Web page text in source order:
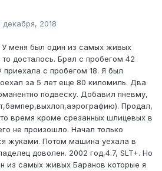
декабря, 2018
У меня был один из самых живых
досталось. Брал с пробегом 42
с пробегом 18. Я был
за 5 лет еще 80 киломиль. Два
подвеску. Добавил пневму,
Продал,
время кроме срезанных шлицевых в
не произошло. Начал только
жуками. Потом машина уехала в
доволен. 2002 год,4.7, SLT+. Но
из самых живых Баранов которые я